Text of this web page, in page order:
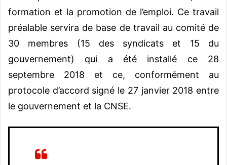
formation et la promotion de l’emploi. Ce travail
préalable servira de base de travail au comité de
30 membres (15 des syndicats et 15 du
gouvernement) qui a été installé ce 28
septembre 2018 et ce, conformément au
protocole d’accord signé le 27 janvier 2018 entre
le gouvernement et la CNSE.